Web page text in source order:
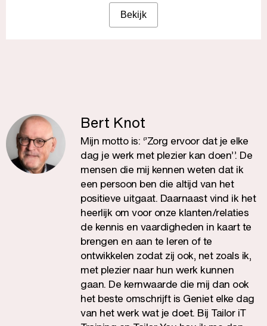
Bekijk
Bert Knot
Mijn motto is: ‘’Zorg ervoor dat je elke
dag je werk met plezier kan doen’’. De
mensen die mij kennen weten dat ik
een persoon ben die altijd van het
positieve uitgaat. Daarnaast vind ik het
heerlijk om voor onze klanten/relaties
de kennis en vaardigheden in kaart te
brengen en aan te leren of te
ontwikkelen zodat zij ook, net zoals ik,
met plezier naar hun werk kunnen
gaan. De kernwaarde die mij dan ook
het beste omschrijft is Geniet elke dag
van het werk wat je doet. Bij Tailor iT